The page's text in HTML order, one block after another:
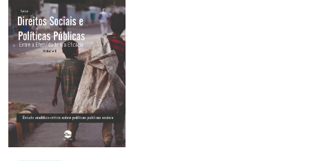
Unoesc
Internacionalização
I.nova